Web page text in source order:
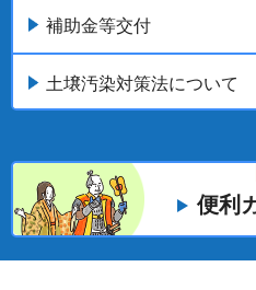
補助金等交付
土壌汚染対策法について
便利